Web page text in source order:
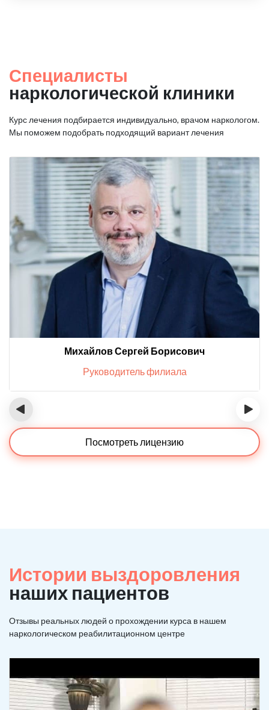
Специалисты
наркологической клиники
Курс лечения подбирается индивидуально, врачом наркологом.
Мы поможем подобрать подходящий вариант лечения
Михайлов Сергей Борисович
Руководитель филиала
‹ ›
Посмотреть лицензию
Истории выздоровления
наших пациентов
Отзывы реальных людей о прохождении курса в нашем
наркологическом реабилитационном центре